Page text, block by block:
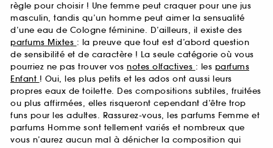
règle pour choisir ! Une femme peut craquer pour une jus
masculin, tandis qu’un homme peut aimer la sensualité
d’une eau de Cologne féminine. D’ailleurs, il existe des
parfums Mixtes : la preuve que tout est d’abord question
de sensibilité et de caractère ! La seule catégorie où vous
pourriez ne pas trouver vos notes olfactives : les parfums
Enfant ! Oui, les plus petits et les ados ont aussi leurs
propres eaux de toilette. Des compositions subtiles, fruitées
ou plus affirmées, elles risqueront cependant d’être trop
funs pour les adultes. Rassurez-vous, les parfums Femme et
parfums Homme sont tellement variés et nombreux que
vous n’aurez aucun mal à dénicher la composition qui